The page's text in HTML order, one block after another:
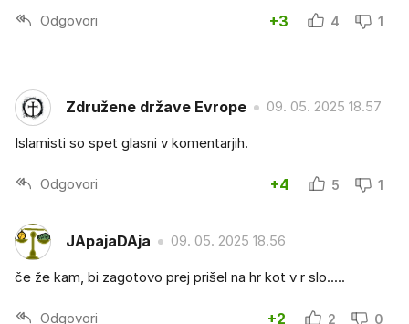
Odgovori +3 4 1
Združene države Evrope 09. 05. 2025 18.57
Islamisti so spet glasni v komentarjih.
Odgovori +4 5 1
JApajaDAja 09. 05. 2025 18.56
če že kam, bi zagotovo prej prišel na hr kot v r slo.....
Odgovori +2 2 0